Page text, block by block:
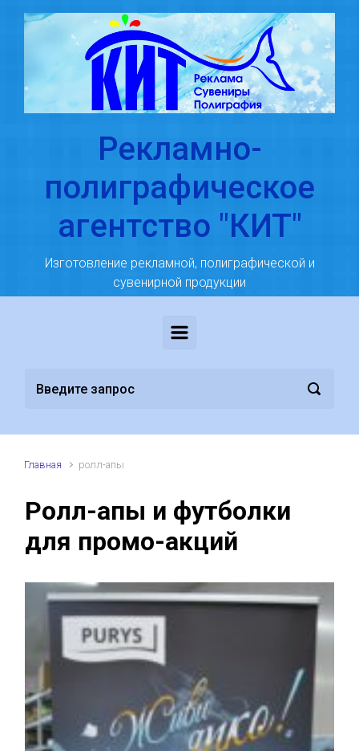
Skip to main content
Рекламно-
полиграфическое
агентство "КИТ"
Изготовление рекламной, полиграфической и
сувенирной продукции
Главная ролл-апы
Ролл-апы и футболки
для промо-акций